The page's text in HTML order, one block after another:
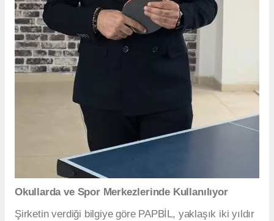
Okullarda ve Spor Merkezlerinde Kullanılıyor
Şirketin verdiği bilgiye göre PAPBİL, yaklaşık iki yıldır